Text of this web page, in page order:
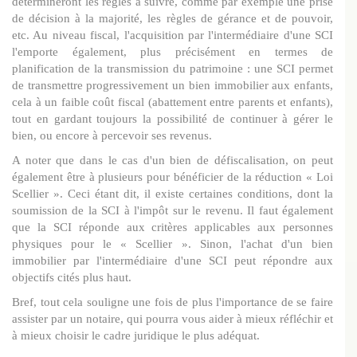
de décision à la majorité, les règles de gérance et de pouvoir,
etc. Au niveau fiscal, l'acquisition par l'intermédiaire d'une SCI
l'emporte également, plus précisément en termes de
planification de la transmission du patrimoine : une SCI permet
de transmettre progressivement un bien immobilier aux enfants,
cela à un faible coût fiscal (abattement entre parents et enfants),
tout en gardant toujours la possibilité de continuer à gérer le
bien, ou encore à percevoir ses revenus.
A noter que dans le cas d'un bien de défiscalisation, on peut
également être à plusieurs pour bénéficier de la réduction « Loi
Scellier ». Ceci étant dit, il existe certaines conditions, dont la
soumission de la SCI à l'impôt sur le revenu. Il faut également
que la SCI réponde aux critères applicables aux personnes
physiques pour le « Scellier ». Sinon, l'achat d'un bien
immobilier par l'intermédiaire d'une SCI peut répondre aux
objectifs cités plus haut.
Bref, tout cela souligne une fois de plus l'importance de se faire
assister par un notaire, qui pourra vous aider à mieux réfléchir et
à mieux choisir le cadre juridique le plus adéquat.